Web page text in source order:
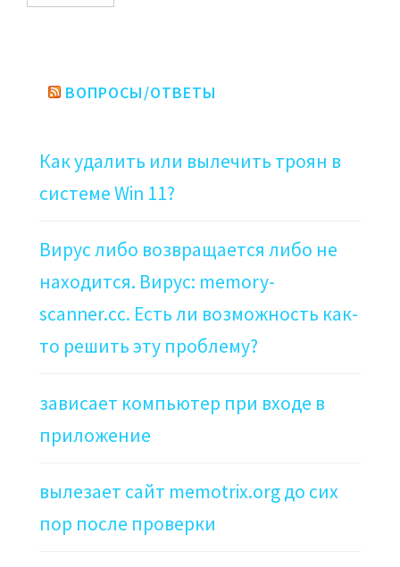
ВОПРОСЫ/ОТВЕТЫ
Как удалить или вылечить троян в
системе Win 11?
Вирус либо возвращается либо не
находится. Вирус: memory-
scanner.cc. Есть ли возможность как-
то решить эту проблему?
зависает компьютер при входе в
приложение
вылезает сайт memotrix.org до сих
пор после проверки